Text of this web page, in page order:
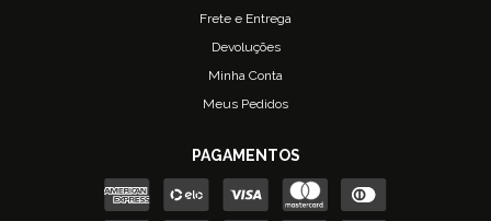
Frete e Entrega
Devoluções
Minha Conta
Meus Pedidos